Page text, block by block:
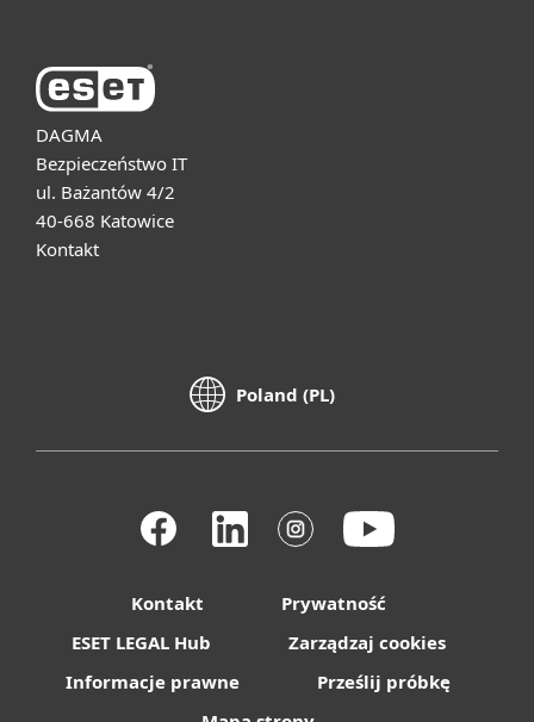
DAGMA
Bezpieczeństwo IT
ul. Bażantów 4/2
40-668 Katowice
Kontakt
Poland (PL)
Kontakt
Prywatność
ESET LEGAL Hub
Zarządzaj cookies
Informacje prawne
Prześlij próbkę